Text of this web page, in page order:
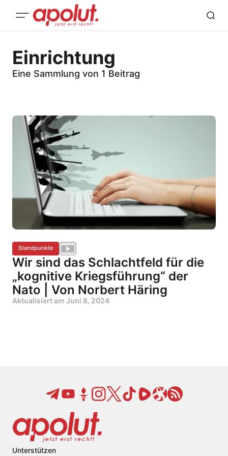
Einrichtung
Eine Sammlung von 1 Beitrag
Standpunkte
Wir sind das Schlachtfeld für die
„kognitive Kriegsführung“ der
Nato | Von Norbert Häring
Aktualisiert am Juni 8, 2024
Unterstützen